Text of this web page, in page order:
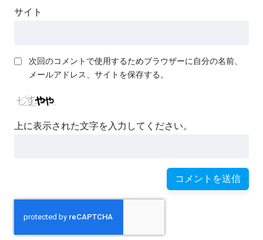
サイト
次回のコメントで使用するためブラウザーに自分の名前、
メールアドレス、サイトを保存する。
上に表示された文字を入力してください。